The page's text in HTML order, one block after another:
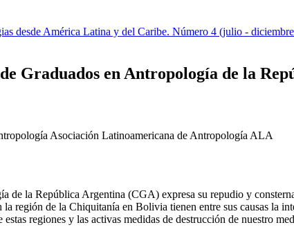
desde América Latina y del Caribe. Número 4 (julio -
Graduados en Antropología de la
Asociación Latinoamericana de Antropología ALA
de la República Argentina (CGA) expresa su repudio y
región de la Chiquitanía en Bolivia tienen entre sus causas la
regiones y las activas medidas de destrucción de nuestro